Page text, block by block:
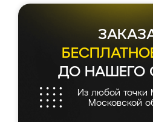
ДО НАШЕГО
Из любой точки
Московской